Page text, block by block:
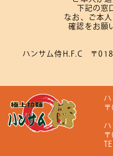
下記の窓
なお、
ご本
確認をお願
ハンサム侍H.F.C
〒